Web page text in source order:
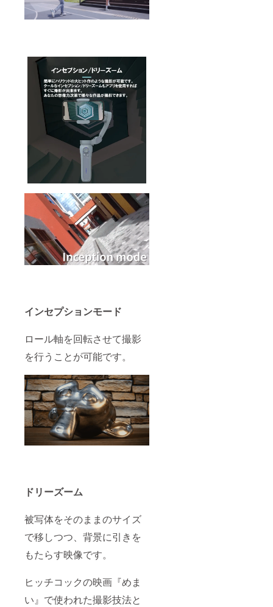
インセプションモード
ロール軸を回転させて撮影
を行うことが可能です。
ドリーズーム
被写体をそのままのサイズ
で移しつつ、背景に引きを
もたらす映像です。
ヒッチコックの映画『めま
い』で使われた撮影技法と